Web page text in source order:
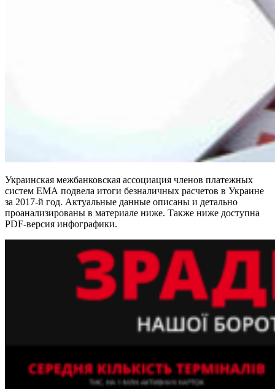
Украинская межбанковская ассоциация членов платежных
систем ЕМА подвела итоги безналичных расчетов в Украине
за 2017-й год. Актуальные данные описаны и детально
проанализированы в материале ниже. Также ниже доступна
PDF-версия инфографики.